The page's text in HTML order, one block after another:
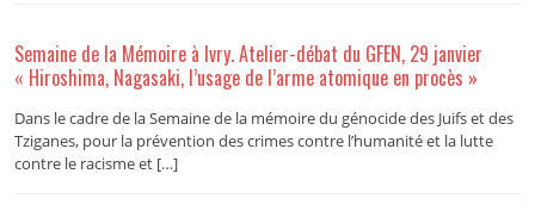
Semaine de la Mémoire à Ivry. Atelier-débat du GFEN, 29 janvier
« Hiroshima, Nagasaki, l’usage de l’arme atomique en procès »
Dans le cadre de la Semaine de la mémoire du génocide des Juifs et des
Tziganes, pour la prévention des crimes contre l’humanité et la lutte
contre le racisme et […]